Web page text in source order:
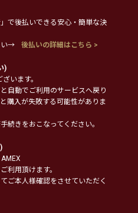
で後払いできる安心・簡単な決
い→
後払いの詳細はこちら >
)
います。
自動でご利用のサービスへ戻り
購入が失敗する可能性がありま
続きをおこなってください。
利用頂けます。
ご本人様確認をさせていただく